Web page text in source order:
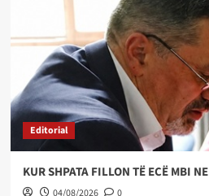
Editorial
KUR SHPATA FILLON TË ECË MBI NE